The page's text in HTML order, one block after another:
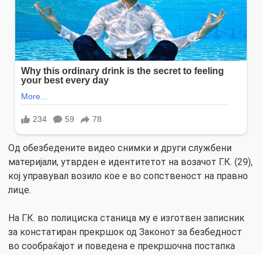
Од обезбедените видео снимки и други службени
материјали, утврден е идентитетот на возачот Г.К. (29),
кој управувал возило кое е во сопственост на правно
лице.
На Г.К. во полициска станица му е изготвен записник
за констатиран прекршок од Законот за безбедност
во сообраќајот и поведена е прекршочна постапка